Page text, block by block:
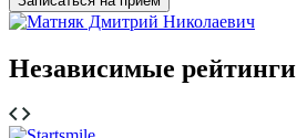
Независимые рейтинги